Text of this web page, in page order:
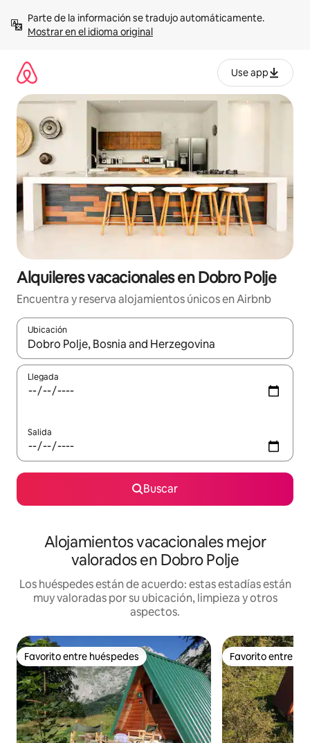
contenidoMostrar en el idioma original
Use app
Alquileres vacacionales en Dobro Polje
Encuentra y reserva alojamientos únicos en Airbnb
Ubicación
Cuando los resultados estén disponibles, navega con las
Llegada
Salida
Buscar
Alojamientos vacacionales mejor
valorados en Dobro Polje
Los huéspedes están de acuerdo: estas estadías están
muy valoradas por su ubicación, limpieza y otros
aspectos.
Favorito entre huéspedes
Favorito entre huéspedes Favorito entre
Favorito entre